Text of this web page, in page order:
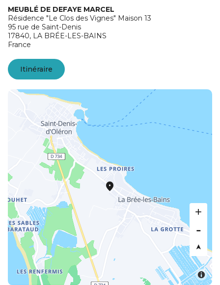
MEUBLÉ DE DEFAYE MARCEL
Résidence "Le Clos des Vignes" Maison 13
95 rue de Saint-Denis
17840, LA BRÉE-LES-BAINS
France
Itinéraire